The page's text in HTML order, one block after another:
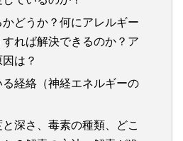
どうか？何にアレルギー
れば解決できるのか？ア
は？
経絡（神経エネルギーの
深さ、毒素の種類、どこ